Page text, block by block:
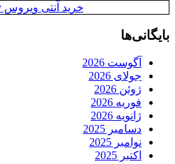
خرید آنتی ویروس Kaspersky
بایگانی‌ها
آگوست 2026
جولای 2026
ژوئن 2026
فوریه 2026
ژانویه 2026
دسامبر 2025
نوامبر 2025
اکتبر 2025